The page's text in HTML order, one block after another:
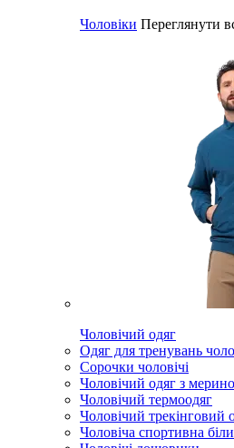
Чоловіки Переглянути
Чоловічий одяг
Одяг для тренувань
Сорочки чоловічі
Чоловічий одяг з
Чоловічий термоодяг
Чоловічий трекінговий
Чоловіча спортивна